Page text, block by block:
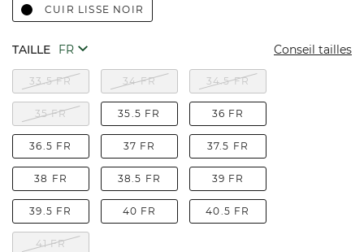
CUIR LISSE NOIR
TAILLE Conseil tailles
33.5 FR 34 FR 34.5 FR
35 FR 35.5 FR 36 FR
36.5 FR 37 FR 37.5 FR
38 FR 38.5 FR 39 FR
39.5 FR 40 FR 40.5 FR
41 FR